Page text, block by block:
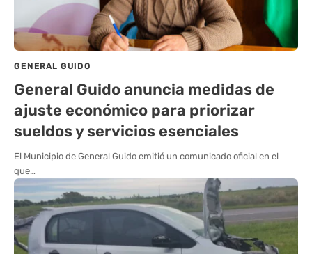
GENERAL GUIDO
General Guido anuncia medidas de
ajuste económico para priorizar
sueldos y servicios esenciales
El Municipio de General Guido emitió un comunicado oficial en el
que…